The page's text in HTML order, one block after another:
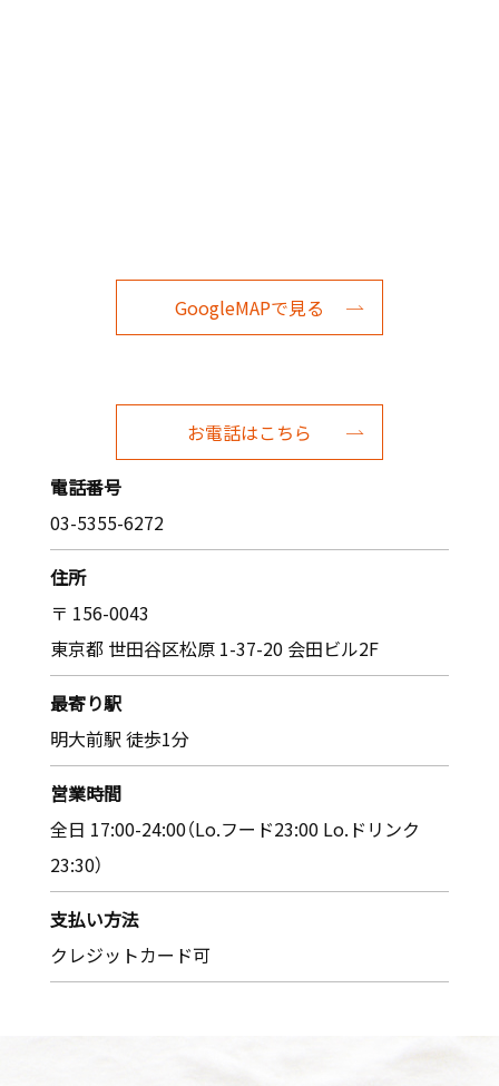
GoogleMAPで見る
お電話はこちら
電話番号
03-5355-6272
住所
〒 156-0043
東京都 世田谷区松原 1-37-20 会田ビル2F
最寄り駅
明大前駅 徒歩1分
営業時間
全日 17:00-24:00（Lo.フード23:00 Lo.ドリンク
23:30）
支払い方法
クレジットカード可